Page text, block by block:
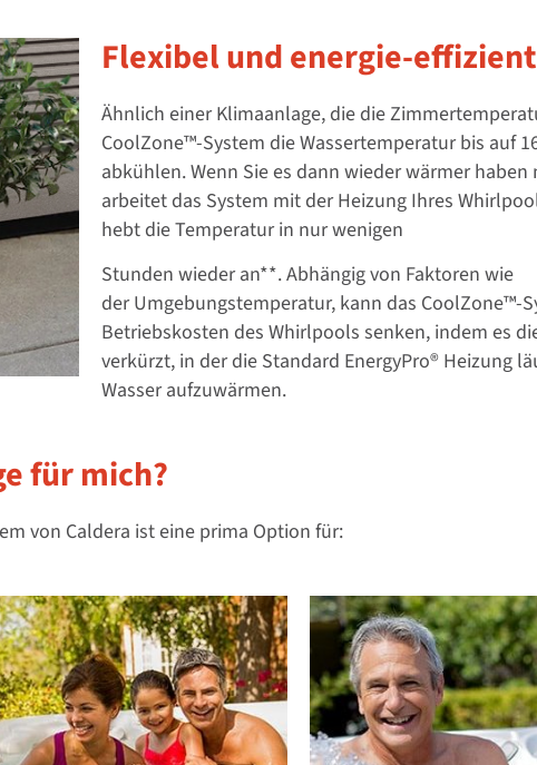
Flexibel und energie-effizient
Ähnlich einer Klimaanlage, die die
CoolZone™-System dieWassertemperatur bis auf
abkühlen.Wenn Sie es dann wieder wärmer haben
arbeitet das System mit der Heizung Ihres
hebt die Temperatur in nur wenigen
Stunden wieder an**.Abhängig von Faktoren wie
derUmgebungstemperatur, kann das CoolZone™-
Betriebskosten des Whirlpools senken, indem es
verkürzt, in der die Standard EnergyPro® Heizung
Wasseraufzuwärmen.
für mich?
von Caldera ist eine prima Option für: